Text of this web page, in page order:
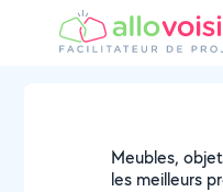
Meubles,
les meilleurs